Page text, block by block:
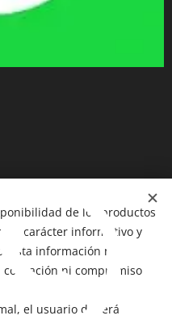
de los productos
de carácter informativo y
información no
ni compromiso
el usuario deberá